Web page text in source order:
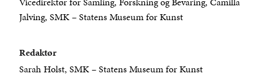
Jalving, SMK – Statens Museum for Kunst
Redaktør
Sarah Holst, SMK – Statens Museum for Kunst